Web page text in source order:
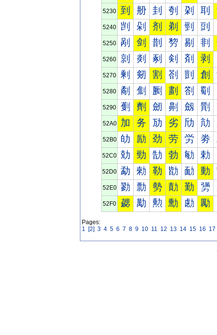
5230 到 刱 刲 刳 刴 刵
5240 剀 剁 剂 剃 剄 剅
5250 剐 剑 剒 剓 剔 剕
5260 剠 剡 剢 剣 剤 剥
5270 剰 剱 割 剳 剴 創
5280 劀 劁 劂 劃 劄 劅
5290 劐 劑 劒 劓 劔 劕
52A0 加 务 劢 劣 劤 劥
52B0 劰 励 劲 劳 労 劵
52C0 勀 勁 勂 勃 勄 勅
52D0 勐 勑 勒 勓 勔 動
52E0 勠 勡 勢 勣 勤 勥
52F0 勰 勱 勲 勳 勴 勵
Pages:
1 [2] 3 4 5 6 7 8 9 10 11 12 13 14 15 16 17